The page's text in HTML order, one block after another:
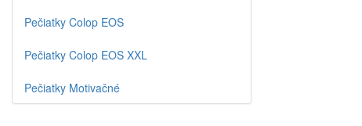
Pečiatky Colop EOS
Pečiatky Colop EOS XXL
Pečiatky Motivačné